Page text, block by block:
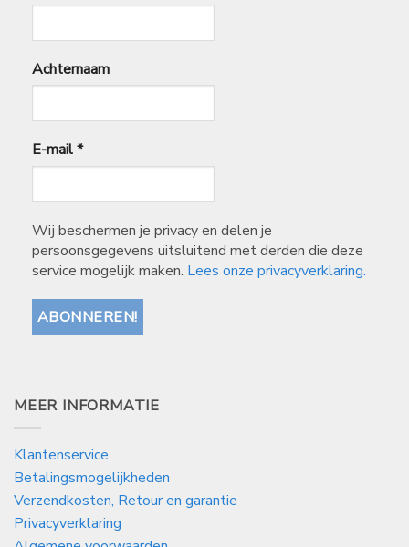
Achternaam
E-mail*
Wij beschermen je privacy en delen je
persoonsgegevens uitsluitend met derden die deze
service mogelijk maken. Lees onze privacyverklaring.
MEER INFORMATIE
Klantenservice
Betalingsmogelijkheden
Verzendkosten, Retour en garantie
Privacyverklaring